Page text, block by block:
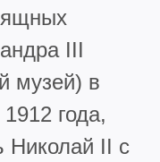
III
музей) в
года,
Николай II с